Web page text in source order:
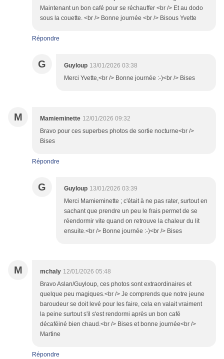
Maintenant un bon café pour se réchauffer <br /> Et au dodo
sous la couette. <br /> Bonne journée <br /> Bisous Yvette
Répondre
G Guyloup 13/01/2026 03:38
Merci Yvette,<br /> Bonne journée :-)<br /> Bises
M Mamieminette 12/01/2026 09:32
Bravo pour ces superbes photos de sortie nocturne<br />
Bises
Répondre
G Guyloup 13/01/2026 03:39
Merci Mamieminette ; c'était à ne pas rater, surtout en
sachant que prendre un peu le frais permet de se
réendormir vite quand on retrouve la chaleur du lit
ensuite.<br /> Bonne journée :-)<br /> Bises
M mchaly 12/01/2026 05:48
Bravo Aslan/Guyloup, ces photos sont extraordinaires et
quelque peu magiques.<br /> Je comprends que notre jeune
baroudeur se doit levé pour les faire, cela en valait vraiment
la peine surtout s'il s'est rendormi après un bon café
décaféiné bien chaud.<br /> Bises et bonne journée<br />
Martine
Répondre